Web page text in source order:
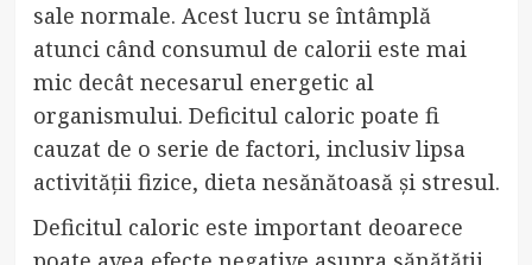
sale normale. Acest lucru se întâmplă
atunci când consumul de calorii este mai
mic decât necesarul energetic al
organismului. Deficitul caloric poate fi
cauzat de o serie de factori, inclusiv lipsa
activității fizice, dieta nesănătoasă și stresul.
Deficitul caloric este important deoarece